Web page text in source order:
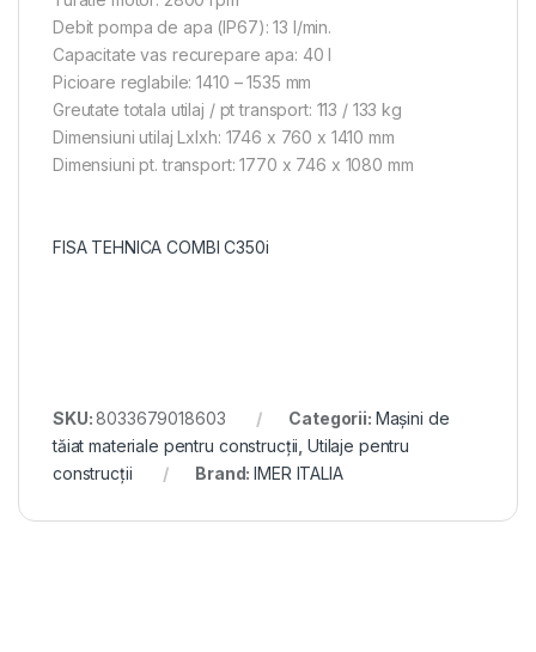
Debit pompa de apa (IP67): 13 l/min.
Capacitate vas recurepare apa: 40 l
Picioare reglabile: 1410 – 1535 mm
Greutate totala utilaj / pt transport: 113 / 133 kg
Dimensiuni utilaj Lxlxh: 1746 x 760 x 1410 mm
Dimensiuni pt. transport: 1770 x 746 x 1080 mm
FISA TEHNICA COMBI C350i
SKU:8033679018603 Categorii: Mașini de
tăiat materiale pentru construcții Utilaje pentru
construcții
Brand:IMER ITALIA